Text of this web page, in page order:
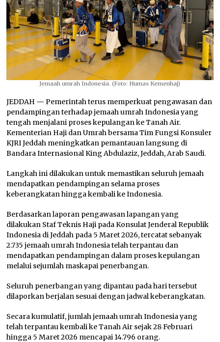
Jemaah umrah Indonesia. (Foto: Humas Kemenhaj)
JEDDAH — Pemerintah terus memperkuat pengawasan dan
pendampingan terhadap jemaah umrah Indonesia yang
tengah menjalani proses kepulangan ke Tanah Air.
Kementerian Haji dan Umrah bersama Tim Fungsi Konsuler
KJRI Jeddah meningkatkan pemantauan langsung di
Bandara Internasional King Abdulaziz, Jeddah, Arab Saudi.
Langkah ini dilakukan untuk memastikan seluruh jemaah
mendapatkan pendampingan selama proses
keberangkatan hingga kembali ke Indonesia.
Berdasarkan laporan pengawasan lapangan yang
dilakukan Staf Teknis Haji pada Konsulat Jenderal Republik
Indonesia di Jeddah pada 5 Maret 2026, tercatat sebanyak
2.735 jemaah umrah Indonesia telah terpantau dan
mendapatkan pendampingan dalam proses kepulangan
melalui sejumlah maskapai penerbangan.
Seluruh penerbangan yang dipantau pada hari tersebut
dilaporkan berjalan sesuai dengan jadwal keberangkatan.
Secara kumulatif, jumlah jemaah umrah Indonesia yang
telah terpantau kembali ke Tanah Air sejak 28 Februari
hingga 5 Maret 2026 mencapai 14.796 orang.